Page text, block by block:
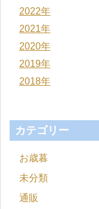
2022年
2021年
2020年
2019年
2018年
カテゴリー
お歳暮
未分類
通販